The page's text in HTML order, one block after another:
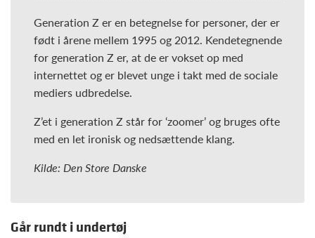
Generation Z er en betegnelse for personer, der er
født i årene mellem 1995 og 2012. Kendetegnende
for generation Z er, at de er vokset op med
internettet og er blevet unge i takt med de sociale
mediers udbredelse.
Z’et i generation Z står for ‘zoomer’ og bruges ofte
med en let ironisk og nedsættende klang.
Kilde: Den Store Danske
Går rundt i undertøj